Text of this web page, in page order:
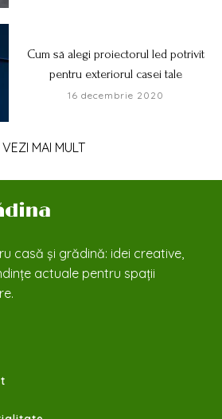
Cum să alegi proiectorul led potrivit
pentru exteriorul casei tale
16 decembrie 2020
VEZI MAI MULT
casă și grădină: idei creative,
actuale pentru spații